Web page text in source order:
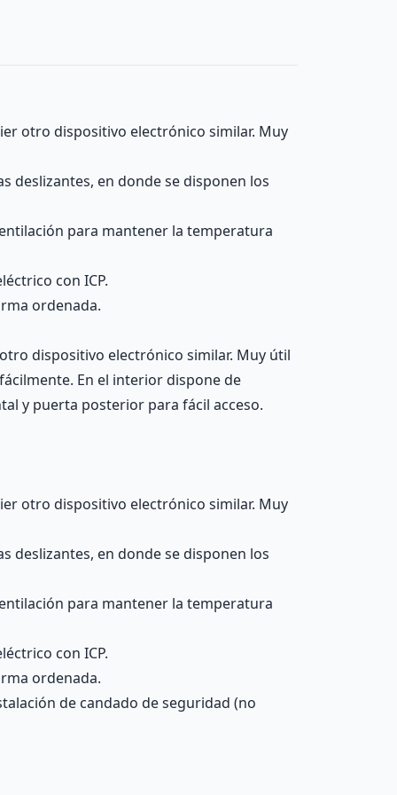
otro dispositivo electrónico similar. Muy
deslizantes, en donde se disponen los
para mantener la temperatura
con ICP.
ordenada.
dispositivo electrónico similar. Muy útil
En el interior dispone de
y puerta posterior para fácil acceso.
otro dispositivo electrónico similar. Muy
deslizantes, en donde se disponen los
para mantener la temperatura
con ICP.
ordenada.
de candado de seguridad (no